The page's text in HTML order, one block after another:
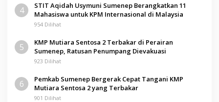
4
STIT Aqidah Usymuni Sumenep Berangkatkan 11
Mahasiswa untuk KPM Internasional di Malaysia
954 Dilihat
5
KMP Mutiara Sentosa 2 Terbakar di Perairan
Sumenep, Ratusan Penumpang Dievakuasi
923 Dilihat
6
Pemkab Sumenep Bergerak Cepat Tangani KMP
Mutiara Sentosa 2 yang Terbakar
901 Dilihat